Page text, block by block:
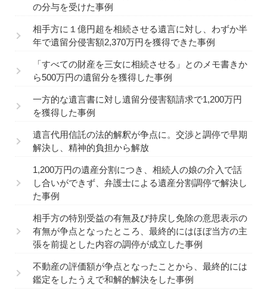
の分与を受けた事例
相手方に１億円超を相続させる遺言に対し、わずか半
年で遺留分侵害額2,370万円を獲得できた事例
「すべての財産を三女に相続させる」とのメモ書きか
ら500万円の遺留分を獲得した事例
一方的な遺言書に対し遺留分侵害額請求で1,200万円
を獲得した事例
遺言代用信託の法的解釈が争点に。交渉と調停で早期
解決し、精神的負担から解放
1,200万円の遺産分割につき、相続人の娘の介入で話
し合いができず、弁護士による遺産分割調停で解決し
た事例
相手方の特別受益の有無及び持戻し免除の意思表示の
有無が争点となったところ、最終的にはほぼ当方の主
張を前提とした内容の調停が成立した事例
不動産の評価額が争点となったことから、最終的には
鑑定をしたうえで和解的解決をした事例